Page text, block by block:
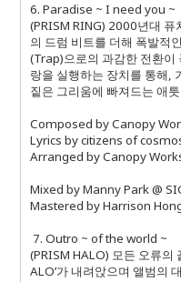
6. Paradise ~ I need you ~
(PRISM RING) 2000년대 퓨
의 드럼 비트를 더해 폭발적
(Trap)으로의 과감한 전환이
랑을 실행하는 장치를 통해,
짙은 그리움에 빠져드는 애
Composed by Canopy
Lyrics by citizens of
Arranged by Canopy
Mixed by Manny Park @
Mastered by Harrison
7. Outro ~ of the world ~
(PRISM HALO) 모든 오류의
ALO’가 내려앉으며 앨범의